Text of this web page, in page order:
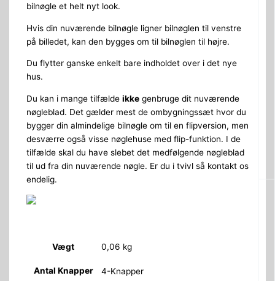
bilnøgle et helt nyt look.
Hvis din nuværende bilnøgle ligner bilnøglen til venstre
på billedet, kan den bygges om til bilnøglen til højre.
Du flytter ganske enkelt bare indholdet over i det nye
hus.
Du kan i mange tilfælde ikkegenbruge dit nuværende
nøgleblad. Det gælder mest de ombygningssæt hvor du
bygger din almindelige bilnøgle om til en flipversion, men
desværre også visse nøglehuse med flip-funktion. I de
tilfælde skal du have slebet det medfølgende nøgleblad
til ud fra din nuværende nøgle. Er du i tvivl så kontakt os
endelig.
Vægt 0,06 kg
Antal Knapper 4-Knapper